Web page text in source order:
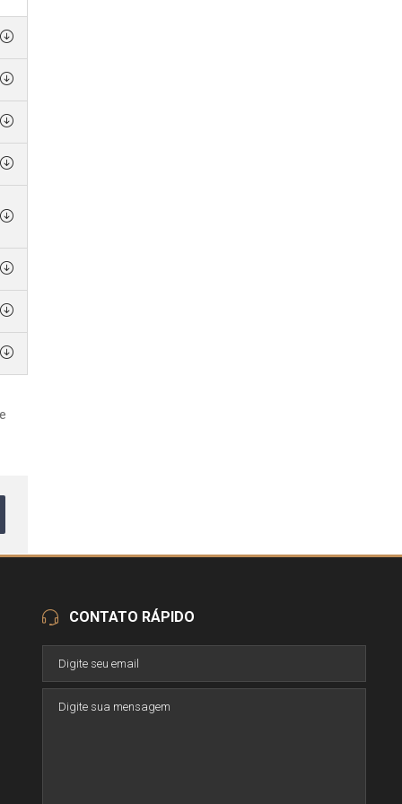
CONTATO RÁPIDO